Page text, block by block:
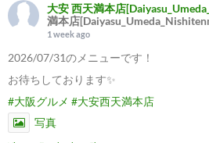
大安 西天満本店
満本店
1 week ago
2026/07/31のメニューです！
お待ちしております✨
#大阪グルメ #大安西天満本店
写真